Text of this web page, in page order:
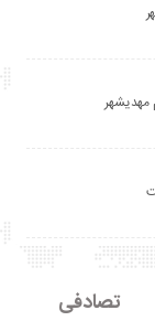
تصادفی